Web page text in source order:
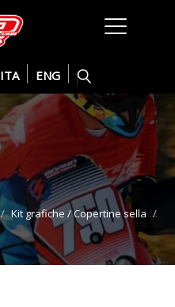
ITA ENG
Kit grafiche / Copertine sella